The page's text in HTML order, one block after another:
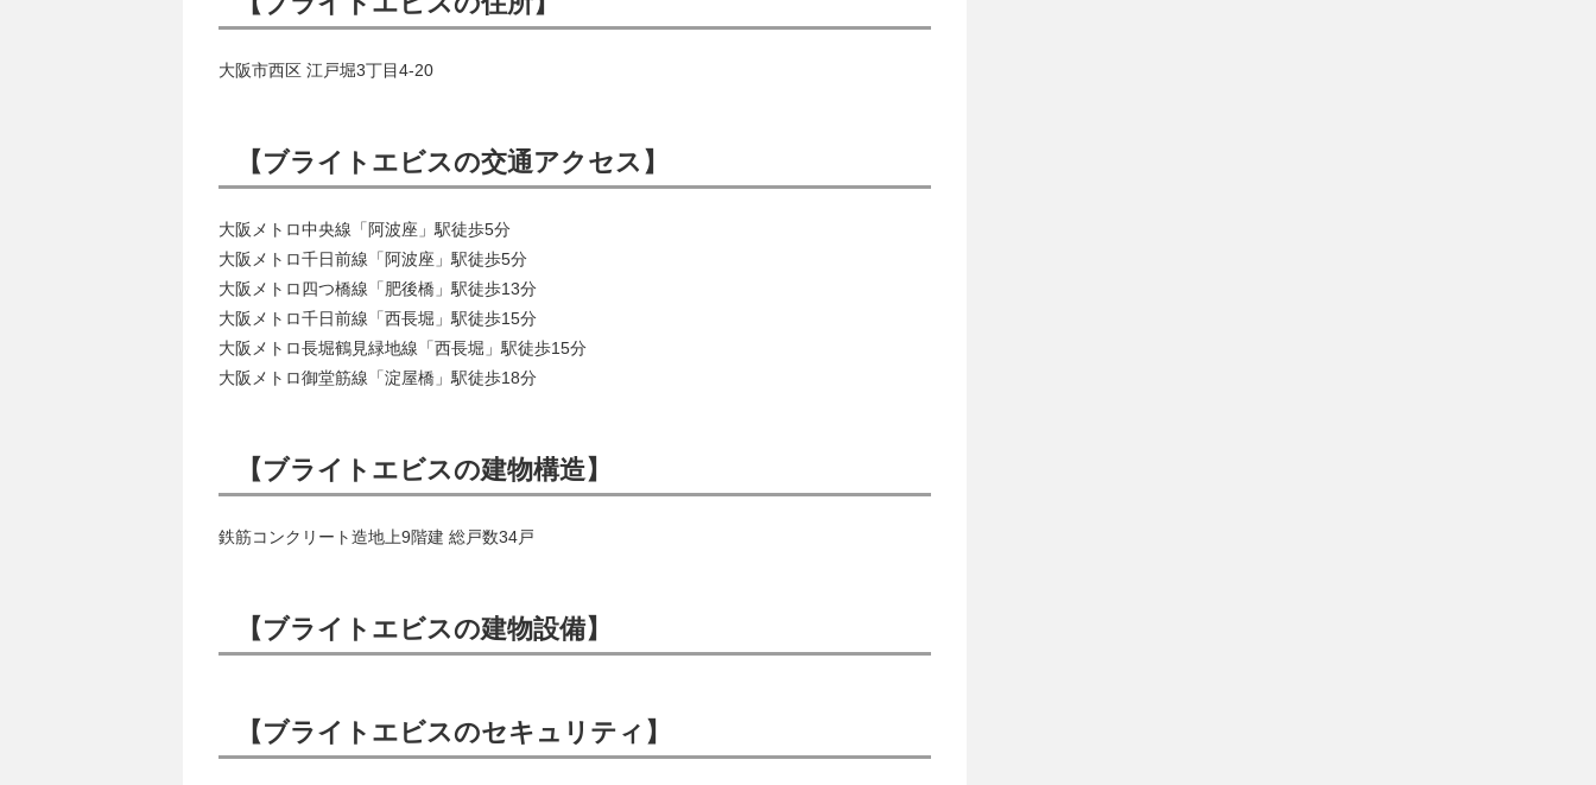
大阪市西区 江戸堀3丁目4-20
【ブライトエビスの交通アクセス】
大阪メトロ中央線「阿波座」駅徒歩5分
大阪メトロ千日前線「阿波座」駅徒歩5分
大阪メトロ四つ橋線「肥後橋」駅徒歩13分
大阪メトロ千日前線「西長堀」駅徒歩15分
大阪メトロ長堀鶴見緑地線「西長堀」駅徒歩15分
大阪メトロ御堂筋線「淀屋橋」駅徒歩18分
【ブライトエビスの建物構造】
鉄筋コンクリート造地上9階建 総戸数34戸
【ブライトエビスの建物設備】
【ブライトエビスのセキュリティ】